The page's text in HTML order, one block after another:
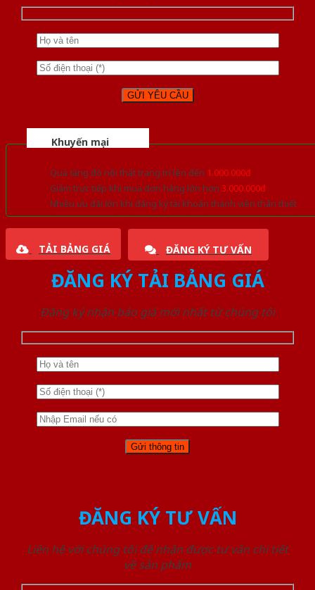
Khuyến mại
Quà tặng đồ nội thất trang trí lên đến 1.000.000đ
Giảm trực tiếp khi mua đơn hàng lớn hơn 3.000.000đ
Nhiều ưu đãi lớn khi đăng ký tài khoản thành viên thân thiết
TẢI BẢNG GIÁ ĐĂNG KÝ TƯ VẤN
ĐĂNG KÝ TẢI BẢNG GIÁ
Đăng ký nhận báo giá mới nhất từ chúng tôi
ĐĂNG KÝ TƯ VẤN
Liên hệ với chúng tôi để nhận được tư vấn chi tiết
về sản phẩm